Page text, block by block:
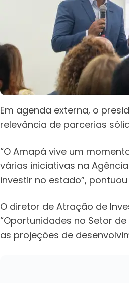
Em agenda externa, o
relevância de parcerias
“O Amapá vive um
várias iniciativas na
investir no estado”,
O diretor de Atração de
“Oportunidades no Setor
as projeções de